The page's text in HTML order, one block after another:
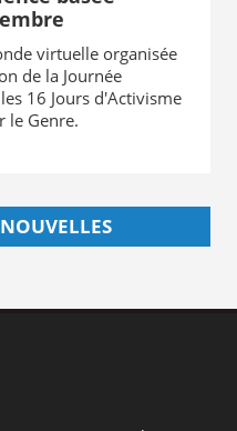
virtuelle organisée
de la Journée
16 Jours d'Activisme
le Genre.